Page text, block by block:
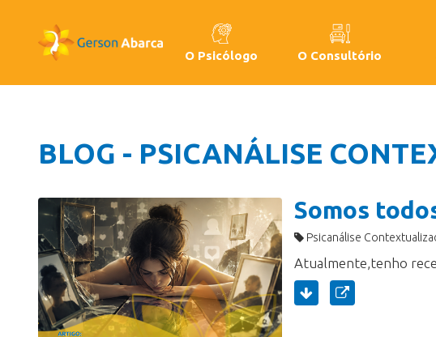
O Psicólogo O Consultório
BLOG - PSICANÁLISE
Somos
Psicanálise